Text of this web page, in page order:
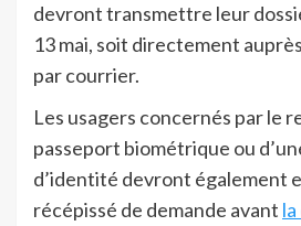
devront transmettre leur
13 mai, soit directement
par courrier.
Les usagers concernés par le
passeport biométrique ou
d’identité devront également
récépissé de demande avant